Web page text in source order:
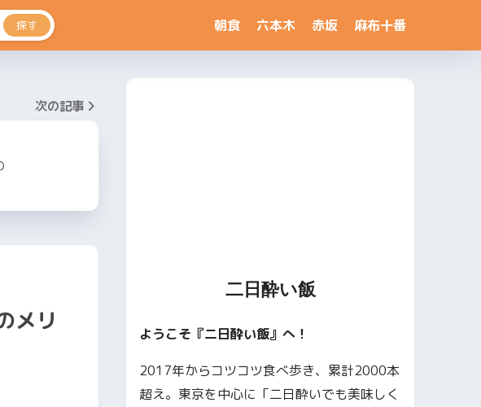
探す 朝食 六本木 赤坂 麻布十番
次の記事
メリ
二日酔い飯
ようこそ『二日酔い飯』へ！
2017年からコツコツ食べ歩き、累計2000本
超え。東京を中心に「二日酔いでも美味しく